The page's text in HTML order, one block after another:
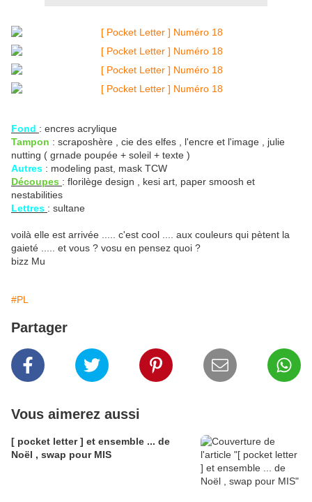
Fond : encres acrylique
Tampon : scraposhère , cie des elfes , l'encre et l'image , julie
nutting ( grnade poupée + soleil + texte )
Autres : modeling past, mask TCW
Découpes : florilège design , kesi art, paper smoosh et
nestabilities
Lettres : sultane
voilà elle est arrivée ..... c'est cool .... aux couleurs qui pètent la
gaieté ..... et vous ? vosu en pensez quoi ?
bizz Mu
#PL
Partager
Vous aimerez aussi
[ pocket letter ] et ensemble ... de
Noël , swap pour MIS